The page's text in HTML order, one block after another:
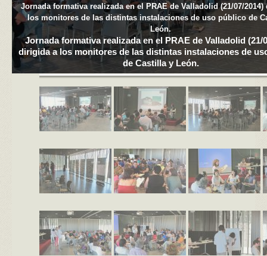
Jornada formativa realizada en el PRAE de Valladolid (21/07/
los monitores de las distintas instalaciones de uso público de
León.
Jornada formativa realizada en el PRAE de Valladolid (21/
dirigida a los monitores de las distintas instalaciones de
de Castilla y León.